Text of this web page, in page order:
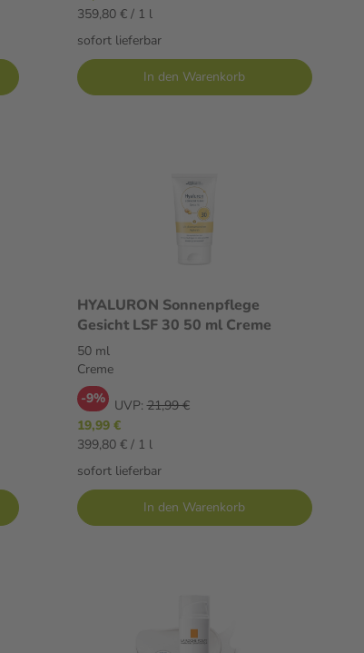
359,80 € / 1 l
sofort lieferbar
In den Warenkorb
HYALURON Sonnenpflege
Gesicht LSF 30 50 ml Creme
50 ml
Creme
-9%
UVP: 21,99 €
19,99 €
399,80 € / 1 l
sofort lieferbar
In den Warenkorb